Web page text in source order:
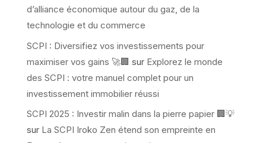
d’alliance économique autour du gaz, de la
technologie et du commerce
SCPI : Diversifiez vos investissements pour
maximiser vos gains 🚀🏢 sur Explorez le monde
des SCPI : votre manuel complet pour un
investissement immobilier réussi
SCPI 2025 : Investir malin dans la pierre papier 🏢💡
sur La SCPI Iroko Zen étend son empreinte en